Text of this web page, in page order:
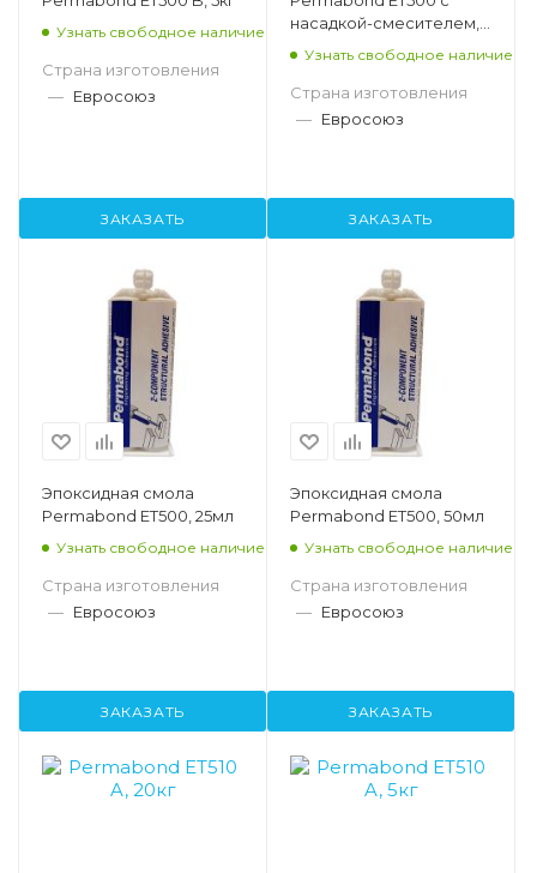
Узнать свободное наличие
Страна изготовления
— Евросоюз
ЗАКАЗАТЬ
насадкой-смесителем,
50мл
Узнать свободное наличие
Страна изготовления
— Евросоюз
ЗАКАЗАТЬ
Эпоксидная смола
Permabond ET500, 25мл
Узнать свободное наличие
Страна изготовления
— Евросоюз
ЗАКАЗАТЬ
Эпоксидная смола
Permabond ET500, 50мл
Узнать свободное наличие
Страна изготовления
— Евросоюз
ЗАКАЗАТЬ